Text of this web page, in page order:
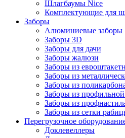
Шлагбаумы Nice
Комплектующие для
Заборы
Алюминиевые заборы
Заборы 3D
Заборы для дачи
Заборы жалюзи
Заборы из
Заборы из
Заборы из
Заборы из
Заборы из
Заборы из сетки
Перегрузочное
Доклевеллеры